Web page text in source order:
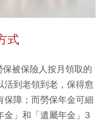
式
被保險人按月領取的
活到老領到老，保得愈
保障；而勞保年金可細
金」和「遺屬年金」3